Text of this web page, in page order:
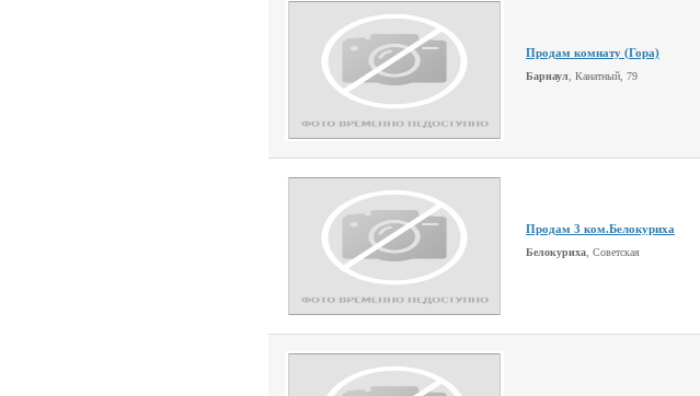
Продам комнату (Гора)
Барнаул , Канатный, 79
Продам 3 ком.Белокуриха
Белокуриха , Советская